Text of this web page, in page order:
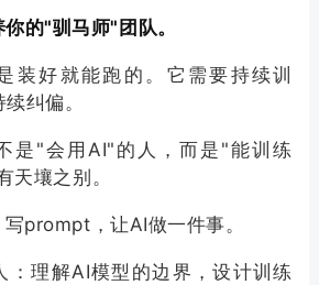
的"驯马师"团队。
装好就能跑的。它需要持续训
纠偏。
是"会用AI"的人，而是"能训练
天壤之别。
prompt，让AI做一件事。
：理解AI模型的边界，设计训练